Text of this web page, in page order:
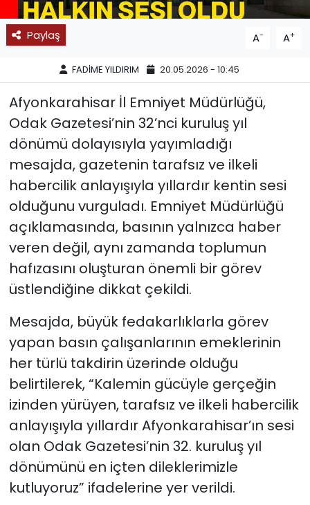
Paylaş A- A+
FADİME YILDIRIM 20.05.2026 - 10:45
Afyonkarahisar İl Emniyet Müdürlüğü,
Odak Gazetesi’nin 32’nci kuruluş yıl
dönümü dolayısıyla yayımladığı
mesajda, gazetenin tarafsız ve ilkeli
habercilik anlayışıyla yıllardır kentin sesi
olduğunu vurguladı. Emniyet Müdürlüğü
açıklamasında, basının yalnızca haber
veren değil, aynı zamanda toplumun
hafızasını oluşturan önemli bir görev
üstlendiğine dikkat çekildi.
Mesajda, büyük fedakarlıklarla görev
yapan basın çalışanlarının emeklerinin
her türlü takdirin üzerinde olduğu
belirtilerek, “Kalemin gücüyle gerçeğin
izinden yürüyen, tarafsız ve ilkeli habercilik
anlayışıyla yıllardır Afyonkarahisar’ın sesi
olan Odak Gazetesi’nin 32. kuruluş yıl
dönümünü en içten dileklerimizle
kutluyoruz” ifadelerine yer verildi.